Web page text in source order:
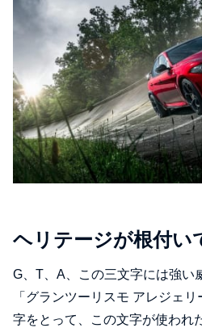
ヘリテージが根付い
G、T、A、この三文字には強い
「グランツーリスモ アレジェ
字をとって、この文字が使われ